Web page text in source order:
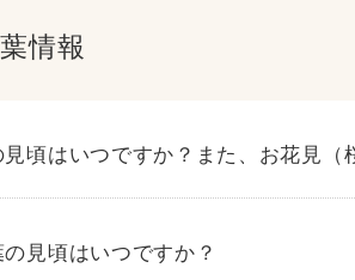
電話番号 0191-33-5022
Tel.0191-33-5022
Tel.0191-33-1118
情報
見頃はいつですか？また、お花見（
の見頃はいつですか？